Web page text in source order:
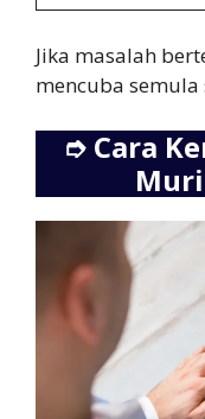
Jika masalah
mencuba
➮ Cara